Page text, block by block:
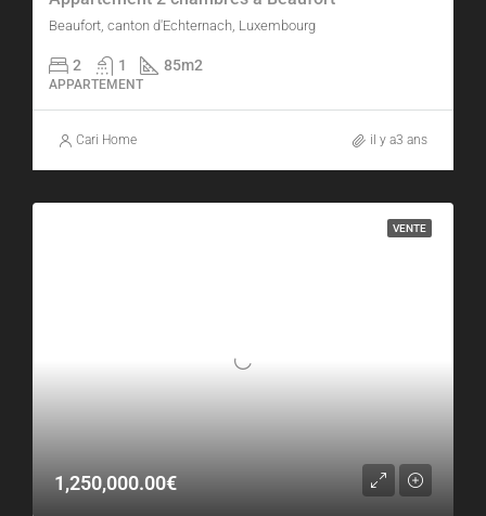
Beaufort, canton d'Echternach, Luxembourg
2 1 85m2
APPARTEMENT
Cari Home il y a3 ans
VENTE
1,250,000.00€